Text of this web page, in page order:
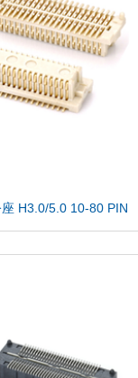
H3.0/5.0 10-80 PIN